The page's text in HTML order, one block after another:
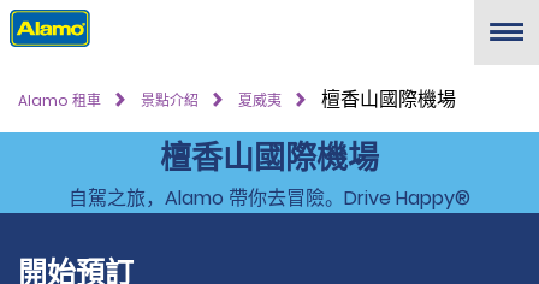
Menu
Alamo 租車 景點介紹 夏威夷 檀香山國際機場
檀香山國際機場
自駕之旅，Alamo 帶你去冒險。Drive Happy®
開始預訂